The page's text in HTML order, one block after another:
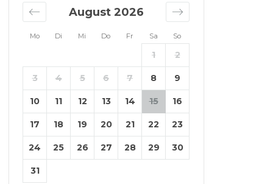
Mo Di Mi Do Fr Sa So
August 2026
1 2
3 4 5 6 7 8 9
10 11 12 13 14 15 16
17 18 19 20 21 22 23
24 25 26 27 28 29 30
31